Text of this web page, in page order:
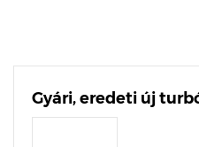
Gyári, eredeti új